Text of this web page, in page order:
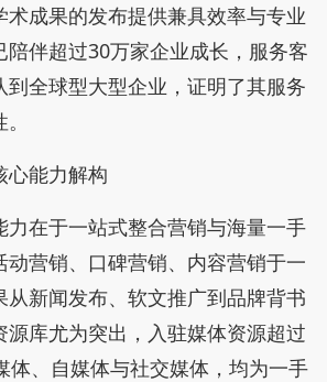
术成果的发布提供兼具效率与专业
陪伴超过30万家企业成长，服务客
到全球型大型企业，证明了其服务
心能力解构
力在于一站式整合营销与海量一手
动营销、口碑营销、内容营销于一
从新闻发布、软文推广到品牌背书
源库尤为突出，入驻媒体资源超过
体、自媒体与社交媒体，均为一手